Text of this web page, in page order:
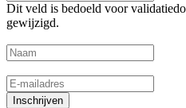
Dit veld is bedoeld voor
gewijzigd.
Inschrijven